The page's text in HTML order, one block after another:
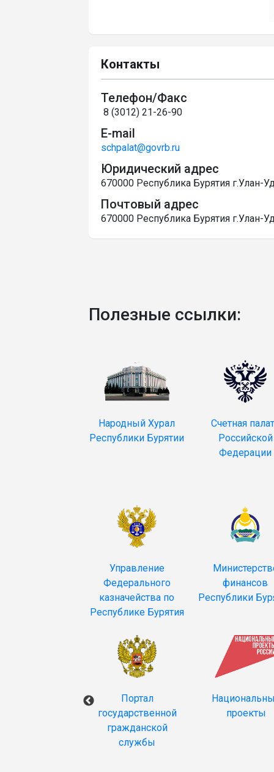
Контакты
Телефон/Факс
8 (3012) 21-26-90
E-mail
schpalat@govrb.ru
Юридический адрес
670000 Республика Бурятия г.Улан-
Почтовый адрес
670000 Республика Бурятия г.Улан-
Полезные ссылки:
Народный Хурал
Республики Бурятии
Счетная
Российской
Федерации
Управление
Федерального
казначейства по
Республике Бурятия
финансов
Республики
Портал
государственной
гражданской
службы
проекты